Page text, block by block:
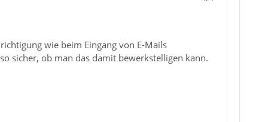
wie beim Eingang von E-Mails
sicher, ob man das damit bewerkstelligen kann.